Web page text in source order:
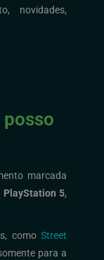
novidades,
posso
marcada
PlayStation 5,
comoStreet
para a